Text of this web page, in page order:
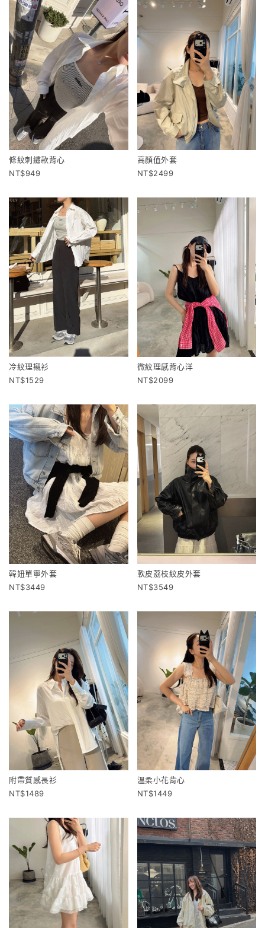
條紋刺繡款背心
949
高顏值外套
2499
冷紋理襯衫
1529
微紋理感背心洋
2099
韓妞單寧外套
3449
軟皮荔枝紋皮外套
3549
附帶質感長衫
1489
溫柔小花背心
1449